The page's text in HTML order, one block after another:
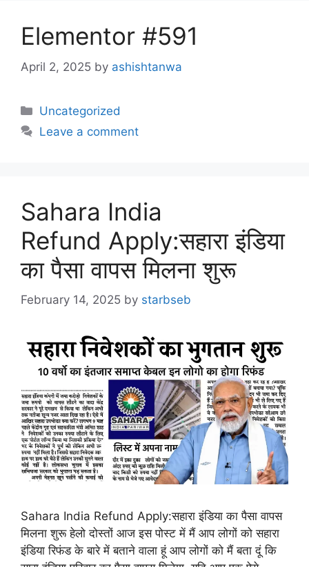
Elementor #591
April 2, 2025 by ashishtanwa
Uncategorized
Leave a comment
Sahara India
Refund Apply:सहारा इंडिया
का पैसा वापस मिलना शुरू
February 14, 2025 by starbseb
Sahara India Refund Apply:सहारा इंडिया का पैसा वापस
मिलना शुरू हेलो दोस्तों आज इस पोस्ट में मैं आप लोगों को सहारा
इंडिया रिफंड के बारे में बताने वाला हूं आप लोगों को मैं बता दूं कि